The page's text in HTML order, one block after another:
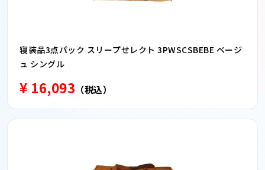
寝装品3点パック スリープせレクト 3PWSCSBEBE ベージ
ュ シングル
¥ 16,093 （税込）